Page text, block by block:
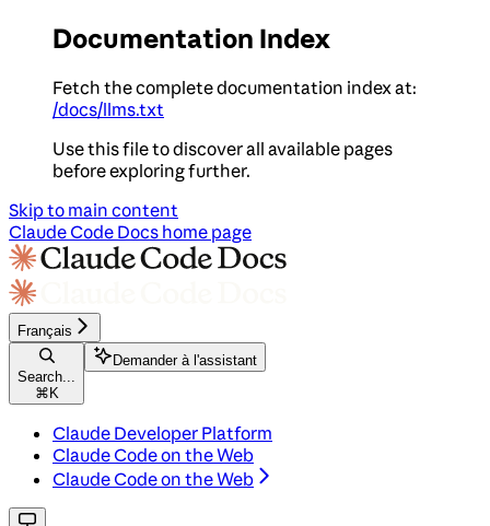
Documentation Index
Fetch the complete documentation index at:
/docs/llms.txt
Use this file to discover all available pages
before exploring further.
Skip to main content
Claude Code Docs home page
Français
Search...
⌘ K
Demander à l'assistant
Claude Developer Platform
Claude Code on the Web
Claude Code on the Web